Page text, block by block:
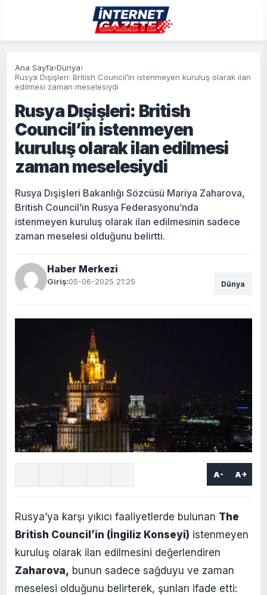
Ana Sayfa›Dünya›
Rusya Dışişleri: British Council’in istenmeyen kuruluş olarak ilan
edilmesi zaman meselesiydi
Rusya Dışişleri: British
Council’in istenmeyen
kuruluş olarak ilan edilmesi
zaman meselesiydi
Rusya Dışişleri Bakanlığı Sözcüsü Mariya Zaharova,
British Council’in Rusya Federasyonu’nda
istenmeyen kuruluş olarak ilan edilmesinin sadece
zaman meselesi olduğunu belirtti.
Haber Merkezi
Giriş:05-06-2025 21:25 Dünya
A- A+
Rusya’ya karşı yıkıcı faaliyetlerde bulunan The
British Council’in (İngiliz Konseyi) istenmeyen
kuruluş olarak ilan edilmesini değerlendiren
Zaharova, bunun sadece sağduyu ve zaman
meselesi olduğunu belirterek, şunları ifade etti: